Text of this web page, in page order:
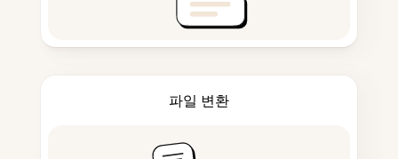
파일 변환